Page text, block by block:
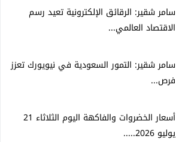
سامر شقير: الرقائق الإلكترونية تعيد رسم
الاقتصاد العالمي...
سامر شقير: التمور السعودية في نيويورك تعزز
فرص...
أسعار الخضروات والفاكهة اليوم الثلاثاء 21
يوليو 2026.....